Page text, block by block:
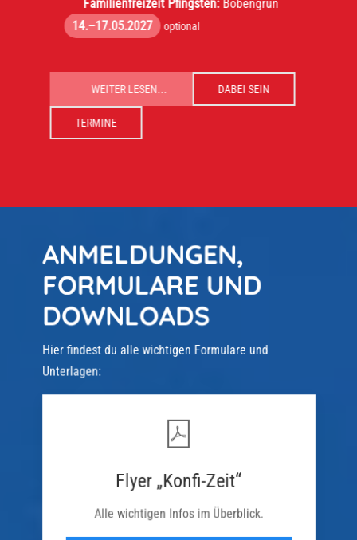
Familienfreizeit Pfingsten:Bobengrün
14.–17.05.2027
optional
WEITER LESEN... DABEI SEIN
TERMINE
ANMELDUNGEN,
FORMULARE UND
DOWNLOADS
Hier findest du alle wichtigen Formulare und
Unterlagen:
Flyer „Konfi-Zeit“
Alle wichtigen Infos im Überblick.